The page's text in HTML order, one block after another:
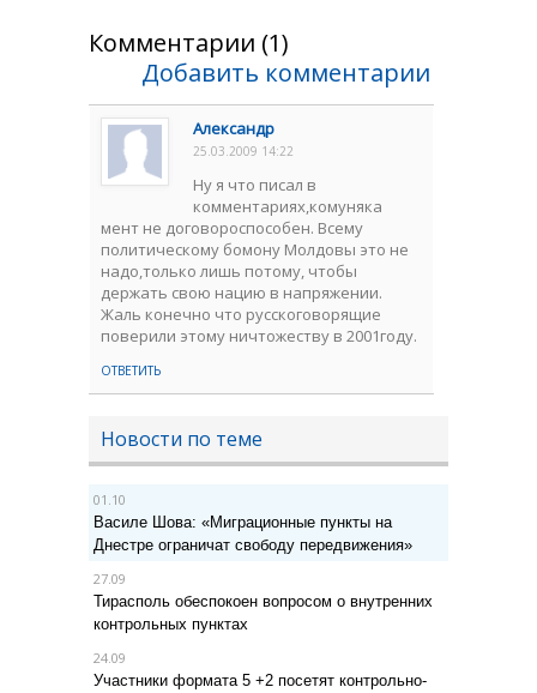
Комментарии (1)
Добавить комментарии
Александр
25.03.2009 14:22
Ну я что писал в
комментариях,комуняка
мент не договороспособен. Всему
политическому бомону Молдовы это не
надо,только лишь потому, чтобы
держать свою нацию в напряжении.
Жаль конечно что русскоговорящие
поверили этому ничтожеству в 2001году.
ОТВЕТИТЬ
Новости по теме
01.10
Василе Шова: «Миграционные пункты на
Днестре ограничат свободу передвижения»
27.09
Тирасполь обеспокоен вопросом о внутренних
контрольных пунктах
24.09
Участники формата 5 +2 посетят контрольно-